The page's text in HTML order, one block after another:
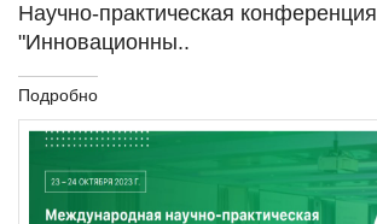
Научно-практическая конференция
"Инновационны..
Подробно